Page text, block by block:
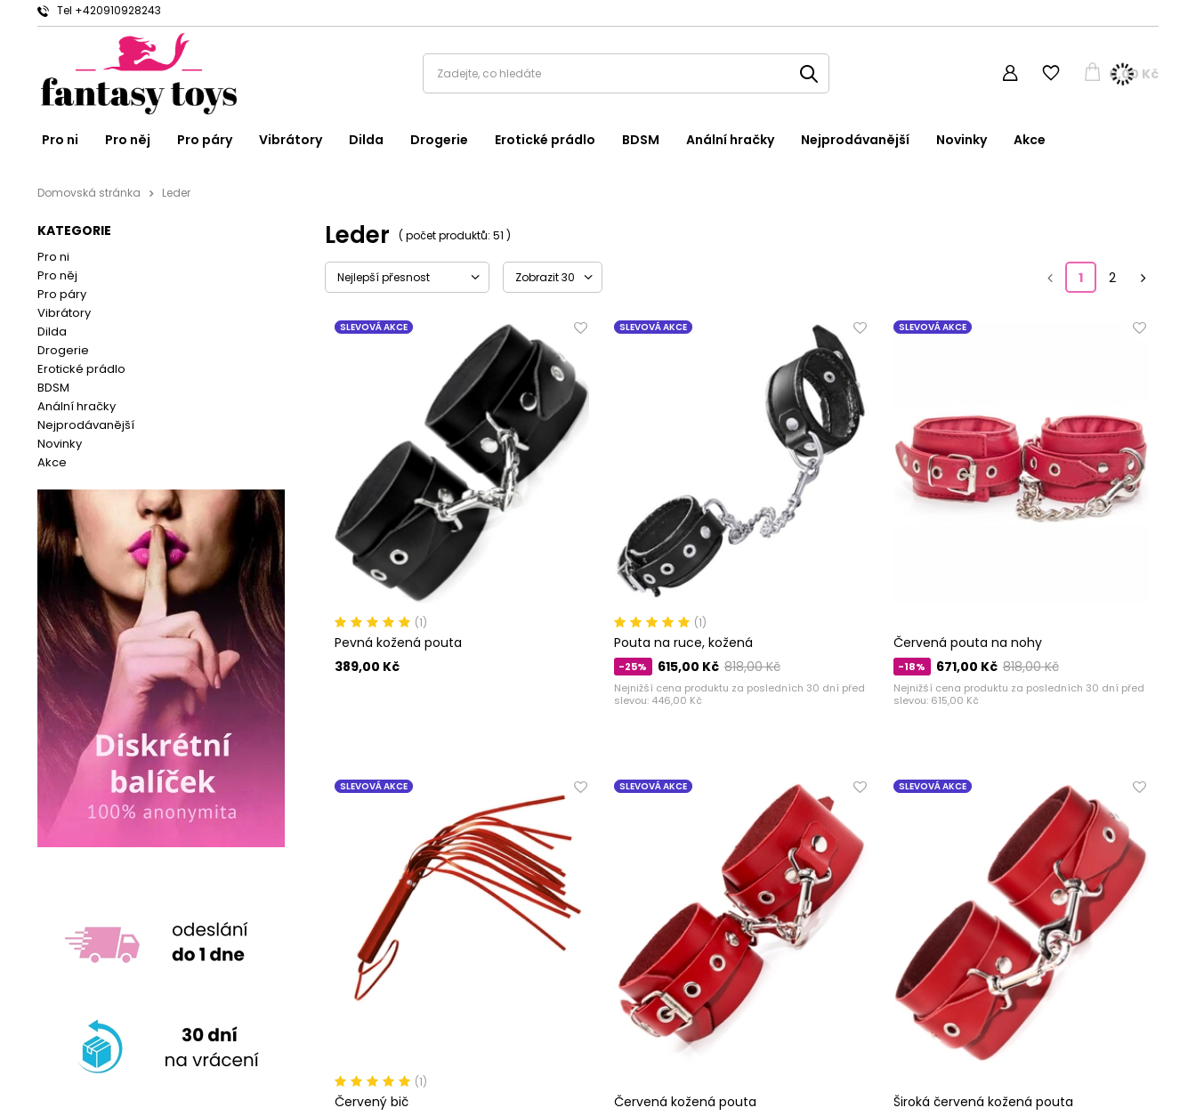
Tel +420910928243
0,00 Kč
Pro ni Pro něj Pro páry Vibrátory Dilda Drogerie Erotické prádlo BDSM Anální hračky Nejprodávanější Novinky Akce
Domovská stránka Leder
KATEGORIE
Pro ni
Pro něj
Pro páry
Vibrátory
Dilda
Drogerie
Erotické prádlo
BDSM
Anální hračky
Nejprodávanější
Novinky
Akce
Leder ( počet produktů: 51 )
Nejlepší přesnost Zobrazit 30 1 2
SLEVOVÁ AKCE
(1)
Pevná kožená pouta
389,00 Kč
SLEVOVÁ AKCE
(1)
Pouta na ruce, kožená
-25% 818,00 Kč
615,00 Kč
Nejnižší cena produktu za posledních 30 dní před
slevou: 446,00 Kč
SLEVOVÁ AKCE
Červená pouta na nohy
-18% 818,00 Kč
671,00 Kč
Nejnižší cena produktu za posledních 30 dní před
slevou: 615,00 Kč
SLEVOVÁ AKCE
(1)
Červený bič
SLEVOVÁ AKCE
Červená kožená pouta
SLEVOVÁ AKCE
Široká červená kožená pouta